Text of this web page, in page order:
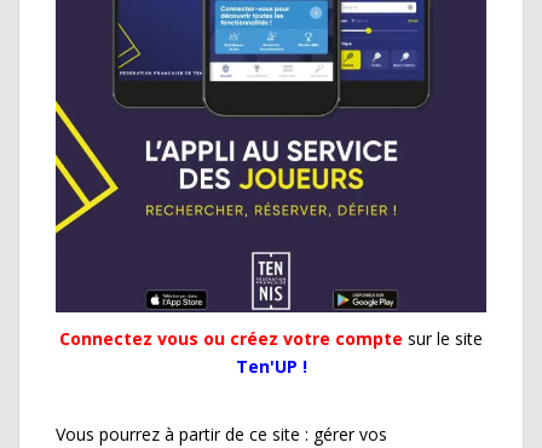
Connectez vous ou créez votre compte sur le site
Ten'UP !
Vous pourrez à partir de ce site : gérer vos